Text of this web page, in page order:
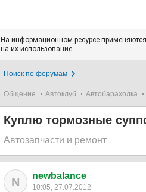
На информационном ресурсе
на их использование.
Поиск по форумам
Общение Автоклуб Автобарахолка
Куплю тормозные
Автозапчасти и ремонт
N newbalance
10:05, 27.07.2012